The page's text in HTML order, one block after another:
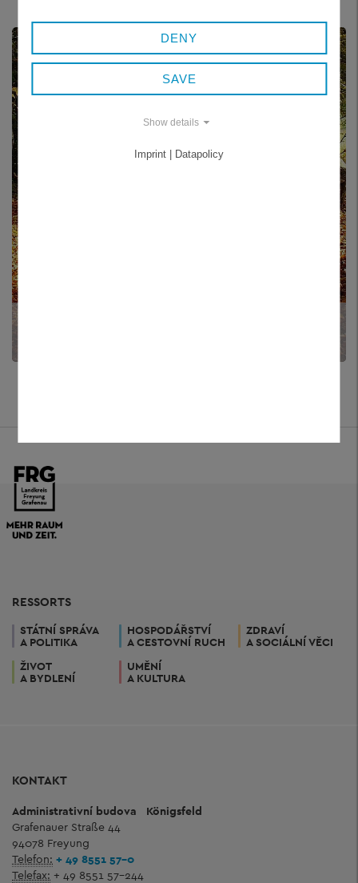
RESSORTS
STÁTNÍ SPRÁVA
A POLITIKA
HOSPODÁŘSTVÍ
A CESTOVNÍ RUCH
ZDRAVÍ
A SOCIÁLNÍ VĚCI
ŽIVOT
A BYDLENÍ
UMĚNÍ
A KULTURA
KONTAKT
Administrativní budova
Königsfeld
Grafenauer Straße 44
94078 Freyung
Telefon: + 49 8551 57-0
Telefax: + 49 8551 57-244
DENY
SAVE
Show details
Imprint | Datapolicy